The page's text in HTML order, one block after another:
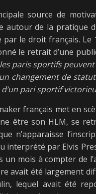
source de
autour de la pratique
le droit français.
le retrait d’une
paris sportifs
changement de
pari sportif
français met en
être son HLM, se
n’apparaisse
par Elvis
mois à compter de
avait été largement
lequel avait été